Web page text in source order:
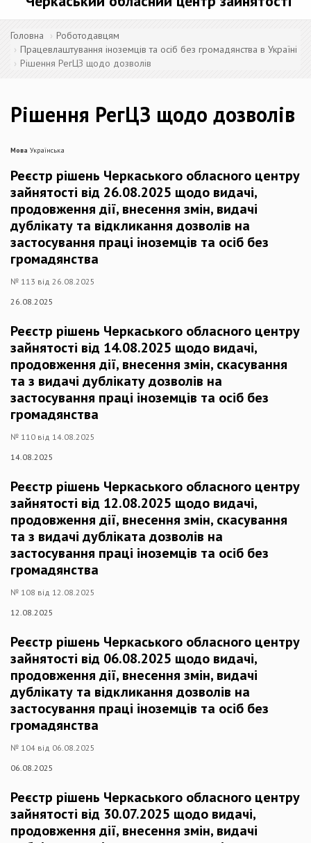
Головна
Роботодавцям
Працевлаштування іноземців та осіб без громадянства в Україні
Рішення РегЦЗ щодо дозволів
Рішення РегЦЗ щодо дозволів
Мова Українська
Реєстр рішень Черкаського обласного центру
зайнятості від 26.08.2025 щодо видачі,
продовження дії, внесення змін, видачі
дублікату та відкликання дозволів на
застосування праці іноземців та осіб без
громадянства
№ 113 від 26.08.2025
26.08.2025
Реєстр рішень Черкаського обласного центру
зайнятості від 14.08.2025 щодо видачі,
продовження дії, внесення змін, скасування
та з видачі дублікату дозволів на
застосування праці іноземців та осіб без
громадянства
№ 110 від 14.08.2025
14.08.2025
Реєстр рішень Черкаського обласного центру
зайнятості від 12.08.2025 щодо видачі,
продовження дії, внесення змін, скасування
та з видачі дубліката дозволів на
застосування праці іноземців та осіб без
громадянства
№ 108 від 12.08.2025
12.08.2025
Реєстр рішень Черкаського обласного центру
зайнятості від 06.08.2025 щодо видачі,
продовження дії, внесення змін, видачі
дублікату та відкликання дозволів на
застосування праці іноземців та осіб без
громадянства
№ 104 від 06.08.2025
06.08.2025
Реєстр рішень Черкаського обласного центру
зайнятості від 30.07.2025 щодо видачі,
продовження дії, внесення змін, видачі